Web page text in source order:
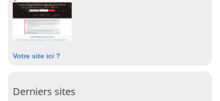
Votre site ici ?
Derniers sites